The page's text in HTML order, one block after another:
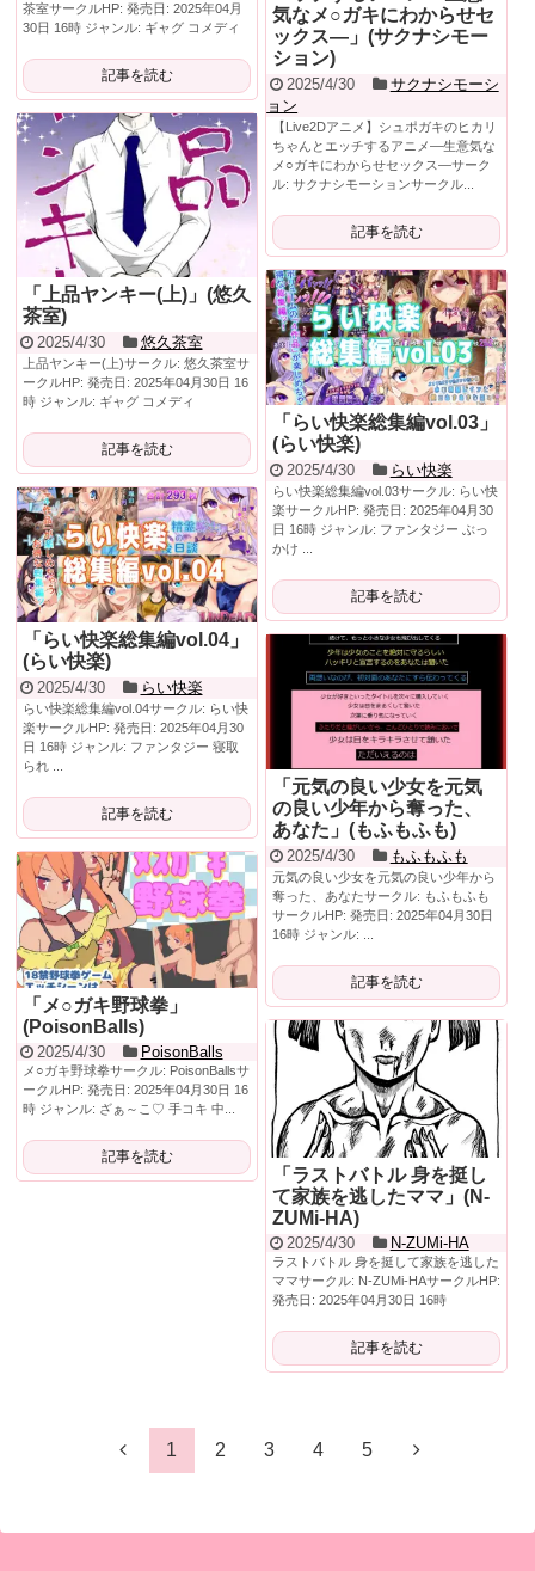
茶室サークルHP: 発売日: 2025年04月
30日 16時 ジャンル: ギャグ コメディ
記事を読む
気なメ○ガキにわからせセ
ックス―」(サクナシモー
ション)
2025/4/30
サクナシモーシ
ョン
【Live2Dアニメ】シュポガキのヒカリ
ちゃんとエッチするアニメ―生意気な
メ○ガキにわからせセックス―サーク
ル: サクナシモーションサークル...
記事を読む
「上品ヤンキー(上)」(悠久
茶室)
2025/4/30 悠久茶室
上品ヤンキー(上)サークル: 悠久茶室サ
ークルHP: 発売日: 2025年04月30日 16
時 ジャンル: ギャグ コメディ
記事を読む
「らい快楽総集編vol.03」
(らい快楽)
2025/4/30 らい快楽
らい快楽総集編vol.03サークル: らい快
楽サークルHP: 発売日: 2025年04月30
日 16時 ジャンル: ファンタジー ぶっ
かけ ...
記事を読む
「らい快楽総集編vol.04」
(らい快楽)
2025/4/30 らい快楽
らい快楽総集編vol.04サークル: らい快
楽サークルHP: 発売日: 2025年04月30
日 16時 ジャンル: ファンタジー 寝取
られ ...
記事を読む
「元気の良い少女を元気
の良い少年から奪った、
あなた」(もふもふも)
2025/4/30 もふもふも
元気の良い少女を元気の良い少年から
奪った、あなたサークル: もふもふも
サークルHP: 発売日: 2025年04月30日
16時 ジャンル: ...
記事を読む
「メ○ガキ野球拳」
(PoisonBalls)
2025/4/30 PoisonBalls
メ○ガキ野球拳サークル: PoisonBallsサ
ークルHP: 発売日: 2025年04月30日 16
時 ジャンル: ざぁ～こ♡ 手コキ 中...
記事を読む
「ラストバトル 身を挺し
て家族を逃したママ」(N-
ZUMi-HA)
2025/4/30 N-ZUMi-HA
ラストバトル 身を挺して家族を逃した
ママサークル: N-ZUMi-HAサークルHP:
発売日: 2025年04月30日 16時
記事を読む
1 2 3 4 5